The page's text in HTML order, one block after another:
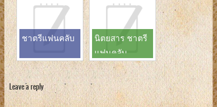
ชาตรีแฟนคลับ
นิตยสาร ชาตรี
แฟนคลับ
Leave a reply